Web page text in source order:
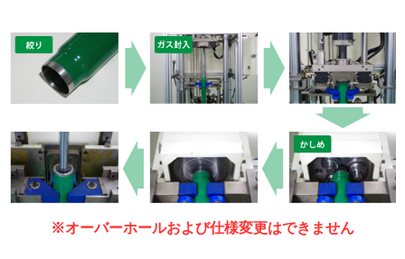
※オーバーホールおよび仕様変更はできません